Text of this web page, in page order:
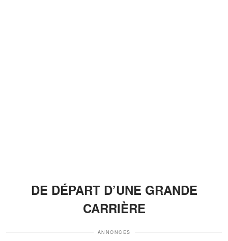
DE DÉPART D’UNE GRANDE
CARRIÈRE
ANNONCES